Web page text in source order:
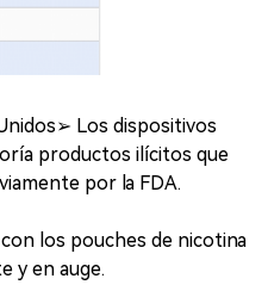
Los dispositivos
productos ilícitos que
por la FDA.
los pouches de nicotina
y en auge.